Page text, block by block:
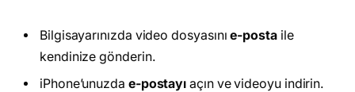
Bilgisayarınızda video dosyasınıe-posta ile
kendinize gönderin.
iPhone’unuzda e-postayıaçın ve videoyu indirin.